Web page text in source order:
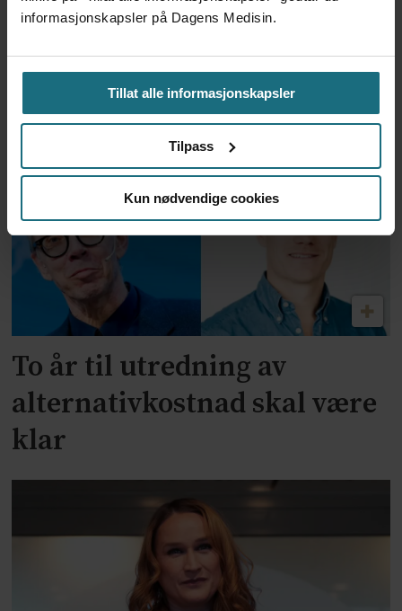
informasjonskapsler på Dagens Medisin.
Tillat alle informasjonskapsler
Tilpass
Kun nødvendige cookies
Feilmedisinert i 18 år – får
millionerstatning
To år til utredning av
alternativkostnad skal være
klar